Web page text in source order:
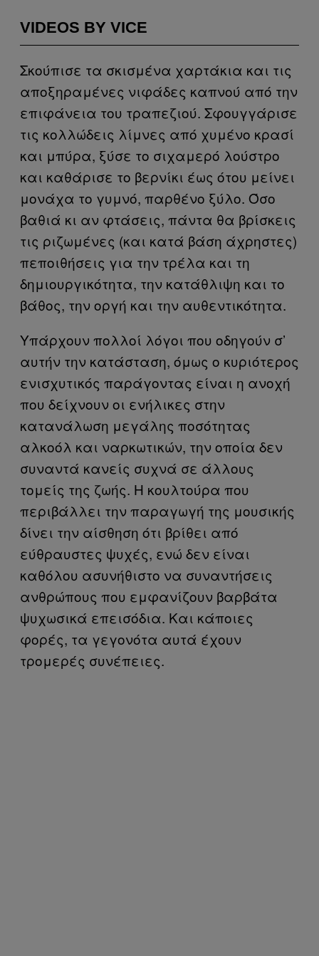
VIDEOS BY VICE
Σκούπισε τα σκισμένα χαρτάκια και τις
αποξηραμένες νιφάδες καπνού από την
επιφάνεια του τραπεζιού. Σφουγγάρισε
τις κολλώδεις λίμνες από χυμένο κρασί
και μπύρα, ξύσε το σιχαμερό λούστρο
και καθάρισε το βερνίκι έως ότου μείνει
μονάχα το γυμνό, παρθένο ξύλο. Όσο
βαθιά κι αν φτάσεις, πάντα θα βρίσκεις
τις ριζωμένες (και κατά βάση άχρηστες)
πεποιθήσεις για την τρέλα και τη
δημιουργικότητα, την κατάθλιψη και το
βάθος, την οργή και την αυθεντικότητα.
Υπάρχουν πολλοί λόγοι που οδηγούν σ’
αυτήν την κατάσταση, όμως ο κυριότερος
ενισχυτικός παράγοντας είναι η ανοχή
που δείχνουν οι ενήλικες στην
κατανάλωση μεγάλης ποσότητας
αλκοόλ και ναρκωτικών, την οποία δεν
συναντά κανείς συχνά σε άλλους
τομείς της ζωής. Η κουλτούρα που
περιβάλλει την παραγωγή της μουσικής
δίνει την αίσθηση ότι βρίθει από
εύθραυστες ψυχές, ενώ δεν είναι
καθόλου ασυνήθιστο να συναντήσεις
ανθρώπους που εμφανίζουν βαρβάτα
ψυχωσικά επεισόδια. Και κάποιες
φορές, τα γεγονότα αυτά έχουν
τρομερές συνέπειες.